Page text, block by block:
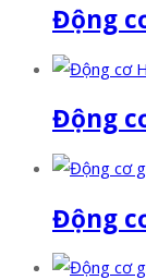
Động
Động
Động